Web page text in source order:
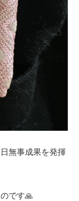
無事成果を発揮
です🙏